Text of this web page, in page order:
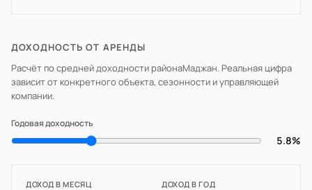
ДОХОДНОСТЬ ОТ АРЕНДЫ
Расчёт по средней доходности районаМаджан. Реальная цифра
зависит от конкретного объекта, сезонности и управляющей
компании.
Годовая доходность
5.8%
ДОХОД В МЕСЯЦ ДОХОД В ГОД